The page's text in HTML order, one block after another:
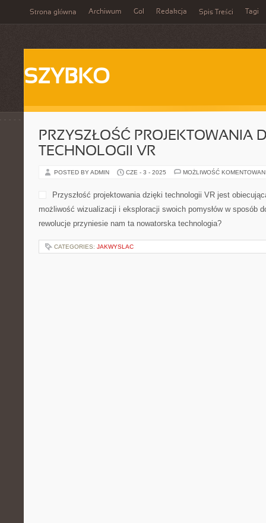
Strona główna Archiwum Gol Redakcja Spis Treści Tagi
SZYBKO
PRZYSZŁOŚĆ PROJEKTOWANIA
TECHNOLOGII VR
POSTED BY ADMIN CZE - 3 - 2025 MOŻLIWOŚĆ
Przyszłość projektowania dzięki technologii VR jest
możliwość wizualizacji i eksploracji swoich pomysłów w sposób
rewolucje przyniesie nam ta nowatorska technologia?
CATEGORIES: JAKWYSLAC